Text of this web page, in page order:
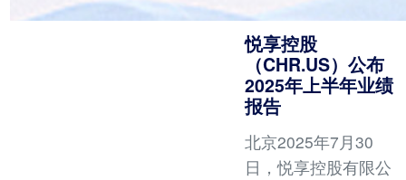
悦享控股
（CHR.US）公布
2025年上半年业绩
报告
北京2025年7月30
日，悦享控股有限公